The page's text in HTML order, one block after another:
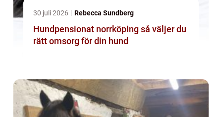
30 juli 2026 Rebecca Sundberg
Hundpensionat norrköping så väljer du
rätt omsorg för din hund